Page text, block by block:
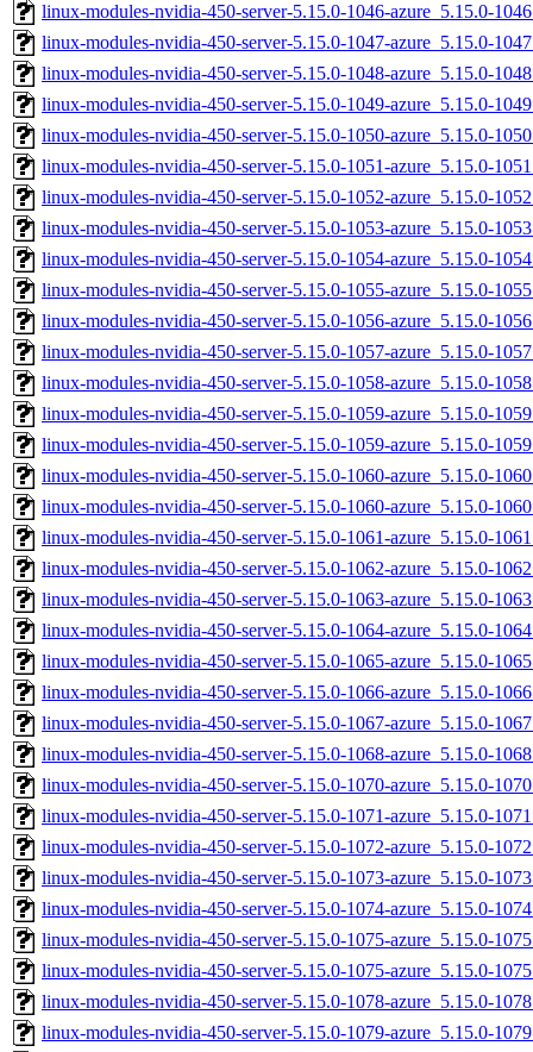
linux-modules-nvidia-450-server-5.15.0-1046-azure_5.15.0-
linux-modules-nvidia-450-server-5.15.0-1047-azure_5.15.0-
linux-modules-nvidia-450-server-5.15.0-1048-azure_5.15.0-
linux-modules-nvidia-450-server-5.15.0-1049-azure_5.15.0-
linux-modules-nvidia-450-server-5.15.0-1050-azure_5.15.0-
linux-modules-nvidia-450-server-5.15.0-1051-azure_5.15.0-
linux-modules-nvidia-450-server-5.15.0-1052-azure_5.15.0-
linux-modules-nvidia-450-server-5.15.0-1053-azure_5.15.0-
linux-modules-nvidia-450-server-5.15.0-1054-azure_5.15.0-
linux-modules-nvidia-450-server-5.15.0-1055-azure_5.15.0-
linux-modules-nvidia-450-server-5.15.0-1056-azure_5.15.0-
linux-modules-nvidia-450-server-5.15.0-1057-azure_5.15.0-
linux-modules-nvidia-450-server-5.15.0-1058-azure_5.15.0-
linux-modules-nvidia-450-server-5.15.0-1059-azure_5.15.0-
linux-modules-nvidia-450-server-5.15.0-1059-azure_5.15.0-
linux-modules-nvidia-450-server-5.15.0-1060-azure_5.15.0-
linux-modules-nvidia-450-server-5.15.0-1060-azure_5.15.0-
linux-modules-nvidia-450-server-5.15.0-1061-azure_5.15.0-
linux-modules-nvidia-450-server-5.15.0-1062-azure_5.15.0-
linux-modules-nvidia-450-server-5.15.0-1063-azure_5.15.0-
linux-modules-nvidia-450-server-5.15.0-1064-azure_5.15.0-
linux-modules-nvidia-450-server-5.15.0-1065-azure_5.15.0-
linux-modules-nvidia-450-server-5.15.0-1066-azure_5.15.0-
linux-modules-nvidia-450-server-5.15.0-1067-azure_5.15.0-
linux-modules-nvidia-450-server-5.15.0-1068-azure_5.15.0-
linux-modules-nvidia-450-server-5.15.0-1070-azure_5.15.0-
linux-modules-nvidia-450-server-5.15.0-1071-azure_5.15.0-
linux-modules-nvidia-450-server-5.15.0-1072-azure_5.15.0-
linux-modules-nvidia-450-server-5.15.0-1073-azure_5.15.0-
linux-modules-nvidia-450-server-5.15.0-1074-azure_5.15.0-
linux-modules-nvidia-450-server-5.15.0-1075-azure_5.15.0-
linux-modules-nvidia-450-server-5.15.0-1075-azure_5.15.0-
linux-modules-nvidia-450-server-5.15.0-1078-azure_5.15.0-
linux-modules-nvidia-450-server-5.15.0-1079-azure_5.15.0-